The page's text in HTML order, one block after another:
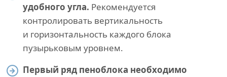
удобного угла. Рекомендуется
контролировать вертикальность
и горизонтальность каждого блока
пузырьковым уровнем.
Первый ряд пеноблока необходимо